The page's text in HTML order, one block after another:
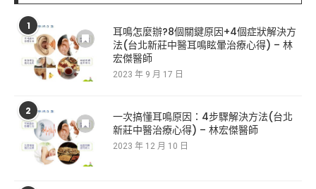
1
耳鳴怎麼辦?8個關鍵原因+4個症狀解決方
法(台北新莊中醫耳鳴眩暈治療心得) – 林
宏傑醫師
2023 年 9 月 17 日
2
一次搞懂耳鳴原因：4步驟解決方法(台北
新莊中醫治療心得) – 林宏傑醫師
2023 年 12 月 10 日